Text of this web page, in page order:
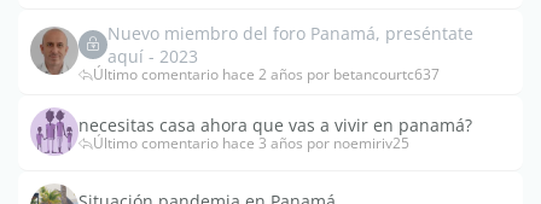
Nuevo miembro del foro Panamá, preséntate
aquí - 2023
Último comentario hace 2 años por betancourtc637
necesitas casa ahora que vas a vivir en panamá?
Último comentario hace 3 años por noemiriv25